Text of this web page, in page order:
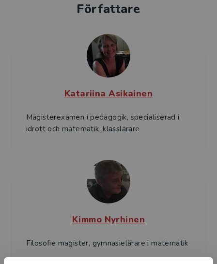
Författare
Katariina Asikainen
Magisterexamen i pedagogik, specialiserad i
idrott och matematik, klasslärare
Kimmo Nyrhinen
Filosofie magister, gymnasielärare i matematik